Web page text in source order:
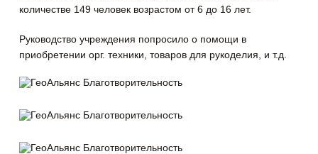
количестве 149 человек возрастом от 6 до 16 лет.
Руководство учреждения попросило о помощи в
приобретении орг. техники, товаров для рукоделия, и т.д.